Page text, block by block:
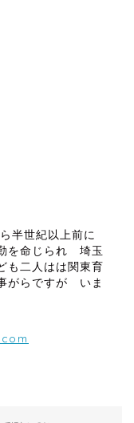
半世紀以上前に
を命じられ 埼玉
二人はは関東育
がらですが いま